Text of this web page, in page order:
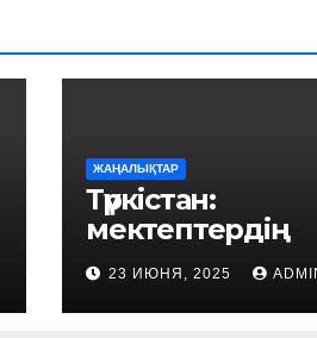
ЖАҢАЛЫҚТАР
Түркістан:
мектептердің
құрылысы
зерделеніп,
лагерьлердің
23 ИЮНЯ, 2025